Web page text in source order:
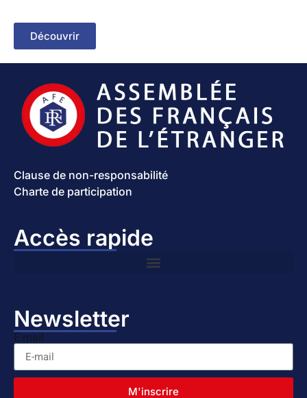
Découvrir
Clause de non-responsabilité
Charte de participation
Accès rapide
Newsletter
E-mail
M'inscrire